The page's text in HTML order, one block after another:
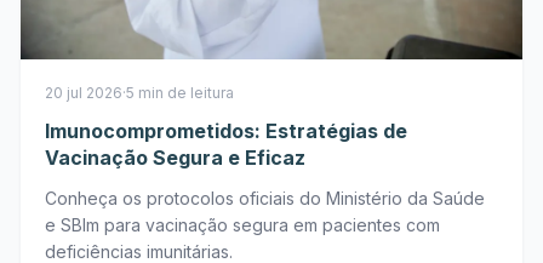
20 jul 2026·5 min de leitura
Imunocomprometidos: Estratégias de
Vacinação Segura e Eficaz
Conheça os protocolos oficiais do Ministério da Saúde
e SBIm para vacinação segura em pacientes com
deficiências imunitárias.